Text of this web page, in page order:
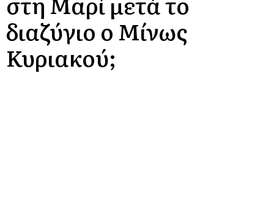
διαζύγιο ο Μίνως
Κυριακού;